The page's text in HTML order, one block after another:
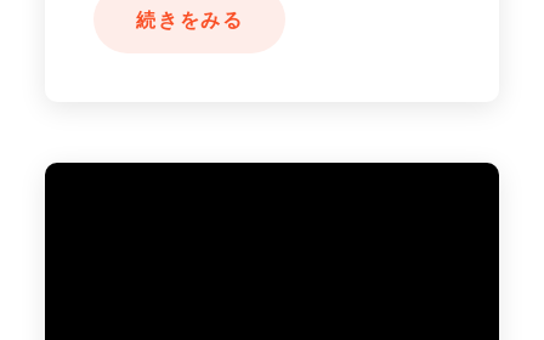
続きをみる